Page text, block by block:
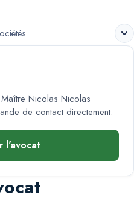
Maître Nicolas Nicolas
de contact directement.
l'avocat